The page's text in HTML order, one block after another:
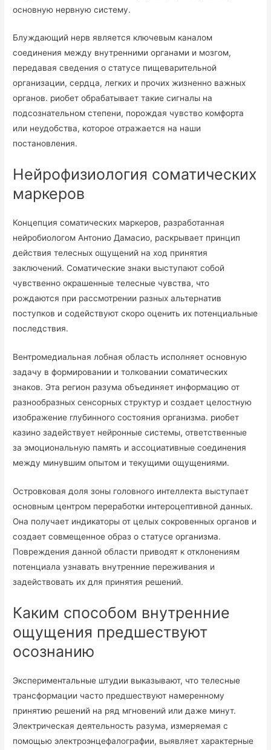
основную нервную систему.
Блуждающий нерв является ключевым каналом
соединения между внутренними органами и мозгом,
передавая сведения о статусе пищеварительной
организации, сердца, легких и прочих жизненно важных
органов. риобет обрабатывает такие сигналы на
подсознательном степени, порождая чувство комфорта
или неудобства, которое отражается на наши
постановления.
Нейрофизиология соматических
маркеров
Концепция соматических маркеров, разработанная
нейробиологом Антонио Дамасио, раскрывает принцип
действия телесных ощущений на ход принятия
заключений. Соматические знаки выступают собой
чувственно окрашенные телесные чувства, что
рождаются при рассмотрении разных альтернатив
поступков и содействуют скоро оценить их потенциальные
последствия.
Вентромедиальная лобная область исполняет основную
задачу в формировании и толковании соматических
знаков. Эта регион разума объединяет информацию от
разнообразных сенсорных структур и создает целостную
изображение глубинного состояния организма. риобет
казино задействует нейронные системы, ответственные
за эмоциональную память и ассоциативные соединения
между минувшим опытом и текущими ощущениями.
Островковая доля зоны головного интеллекта выступает
основным центром переработки интероцептивной данных.
Она получает индикаторы от целых сокровенных органов и
создает совмещенное образ о статусе организма.
Повреждения данной области приводят к отклонениям
потенциала узнавать внутренние переживания и
задействовать их для принятия решений.
Каким способом внутренние
ощущения предшествуют
осознанию
Экспериментальные штудии выказывают, что телесные
трансформации часто предшествуют намеренному
принятию решений на ряд мгновений или даже минут.
Электрическая деятельность разума, измеряемая с
помощью электроэнцефалографии, выявляет характерные